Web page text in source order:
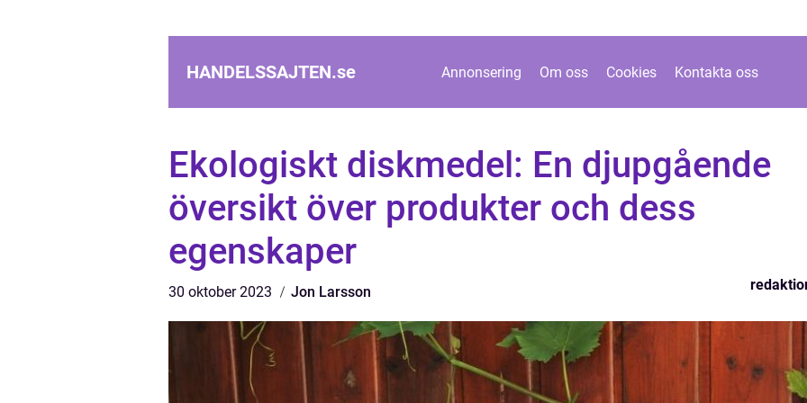
HANDELSSAJTEN.se Annonsering Om oss Cookies Kontakta oss
Ekologiskt diskmedel: En djupgående
översikt över produkter och dess
egenskaper
30 oktober 2023 Jon Larsson